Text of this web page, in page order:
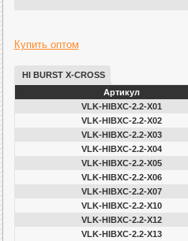
Купить оптом
HI BURST X-CROSS
Артикул
VLK-HIBXC-2.2-X01
VLK-HIBXC-2.2-X02
VLK-HIBXC-2.2-X03
VLK-HIBXC-2.2-X04
VLK-HIBXC-2.2-X05
VLK-HIBXC-2.2-X06
VLK-HIBXC-2.2-X07
VLK-HIBXC-2.2-X10
VLK-HIBXC-2.2-X12
VLK-HIBXC-2.2-X13